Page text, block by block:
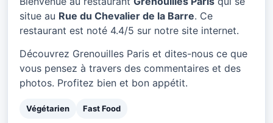
situe au Rue du Chevalier de la Barre. Ce
restaurant est noté 4.4/5 sur notre site internet.
Découvrez Grenouilles Paris et dites-nous ce que
vous pensez à travers des commentaires et des
photos. Profitez bien et bon appétit.
Végétarien Fast Food